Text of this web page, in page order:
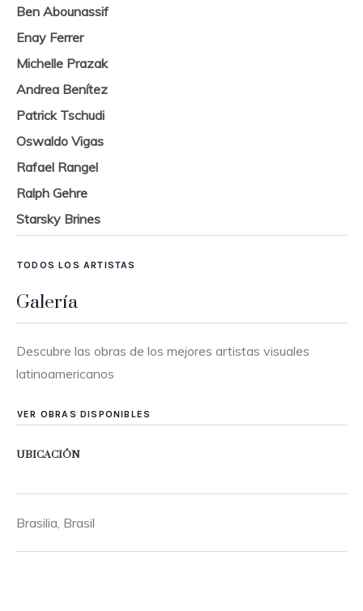
Ben Abounassif
Enay Ferrer
Michelle Prazak
Andrea Benítez
Patrick Tschudi
Oswaldo Vigas
Rafael Rangel
Ralph Gehre
Starsky Brines
TODOS LOS ARTISTAS
Galería
Descubre las obras de los mejores artistas visuales
latinoamericanos
VER OBRAS DISPONIBLES
UBICACIÓN
Brasilia, Brasil